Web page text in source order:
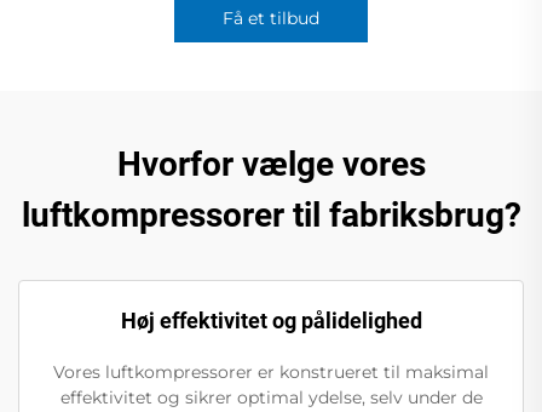
Få et tilbud
Hvorfor vælge vores
luftkompressorer til fabriksbrug?
Høj effektivitet og pålidelighed
Vores luftkompressorer er konstrueret til maksimal
effektivitet og sikrer optimal ydelse, selv under de